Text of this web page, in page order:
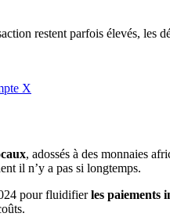
restent parfois élevés, les
X
, adossés à des monnaies
il n’y a pas si longtemps.
pour fluidifierles paiements